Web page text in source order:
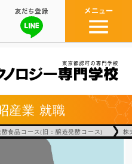
産業 就職
食品コース(旧：醸造発酵コース) 株